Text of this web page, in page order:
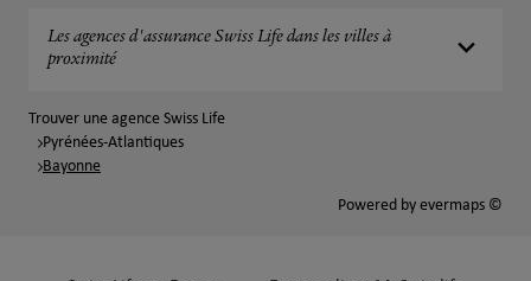
Les agences d'assurance Swiss Life dans les villes à
proximité
Trouver une agence Swiss Life
Pyrénées-Atlantiques
Bayonne
Powered by evermaps ©